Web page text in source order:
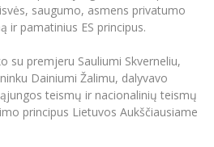
šalių studijų centras
simbolika
vadovų MPA
studijos
studijos
saugumo, asmens privatumo
ir pamatinius ES principus.
su premjeru Sauliumi Skverneliu,
Dainiumi Žalimu, dalyvavo
teismų ir nacionalinių teismų
principus Lietuvos Aukščiausiame